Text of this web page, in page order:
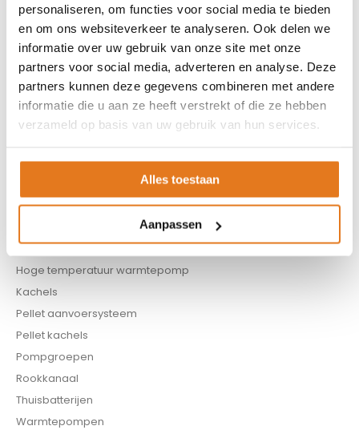
personaliseren, om functies voor social media te bieden
en om ons websiteverkeer te analyseren. Ook delen we
informatie over uw gebruik van onze site met onze
partners voor social media, adverteren en analyse. Deze
partners kunnen deze gegevens combineren met andere
informatie die u aan ze heeft verstrekt of die ze hebben
verzameld op basis van uw gebruik van hun services.
Alles toestaan
Aanpassen
Partner Locator
Contact
ASSORTIMENT
Appendages
Biomassa ketels
Buffervaten
CV haard
Infrarood panelen
Hoge temperatuur warmtepomp
Kachels
Pellet aanvoersysteem
Pellet kachels
Pompgroepen
Rookkanaal
Thuisbatterijen
Warmtepompen